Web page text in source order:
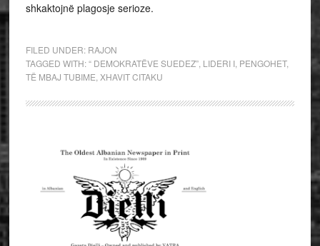
shkaktojnë plagosje serioze.
FILED UNDER: RAJON
TAGGED WITH:“ DEMOKRATËVE SUEDEZ”, LIDERI I, PENGOHET,
TË MBAJ TUBIME XHAVIT CITAKU